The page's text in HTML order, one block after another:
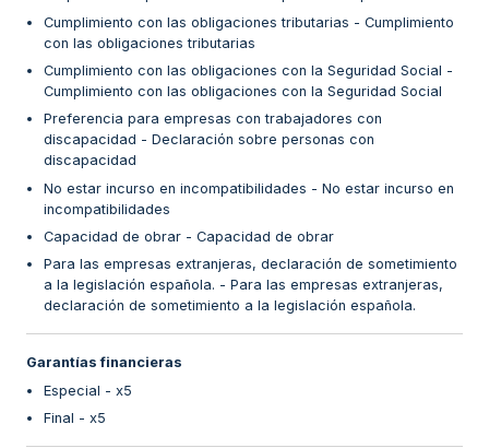
Cumplimiento con las obligaciones tributarias - Cumplimiento
con las obligaciones tributarias
Cumplimiento con las obligaciones con la Seguridad Social -
Cumplimiento con las obligaciones con la Seguridad Social
Preferencia para empresas con trabajadores con
discapacidad - Declaración sobre personas con
discapacidad
No estar incurso en incompatibilidades - No estar incurso en
incompatibilidades
Capacidad de obrar - Capacidad de obrar
Para las empresas extranjeras, declaración de sometimiento
a la legislación española. - Para las empresas extranjeras,
declaración de sometimiento a la legislación española.
Garantías financieras
Especial - x5
Final - x5